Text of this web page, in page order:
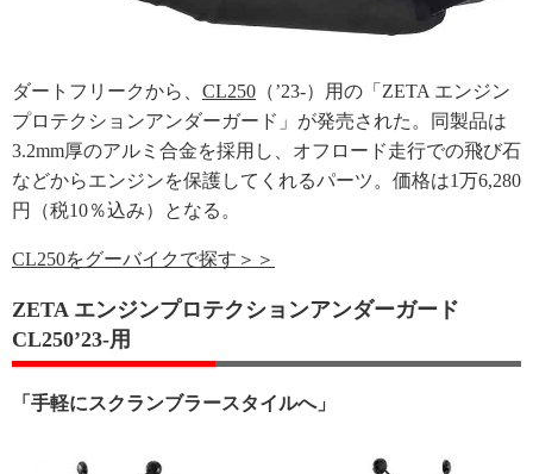
ダートフリークから、 CL250 （’23-）用の「ZETA エンジン
プロテクションアンダーガード」が発売された。同製品は
3.2mm厚のアルミ合金を採用し、オフロード走行での飛び石
などからエンジンを保護してくれるパーツ。価格は1万6,280
円（税10％込み）となる。
CL250をグーバイクで探す＞＞
ZETA エンジンプロテクションアンダーガード
CL250’23-用
「手軽にスクランブラースタイルへ」